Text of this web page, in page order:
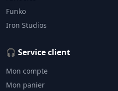
Funko
Iron Studios
🎧 Service client
Mon compte
Mon panier